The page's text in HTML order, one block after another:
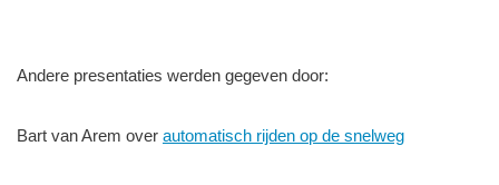
Andere presentaties werden gegeven door:
Bart van Arem over automatisch rijden op de snelweg